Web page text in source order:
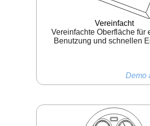
Vereinfacht
Vereinfachte Oberfläche für
Benutzung und schnellen
Demo